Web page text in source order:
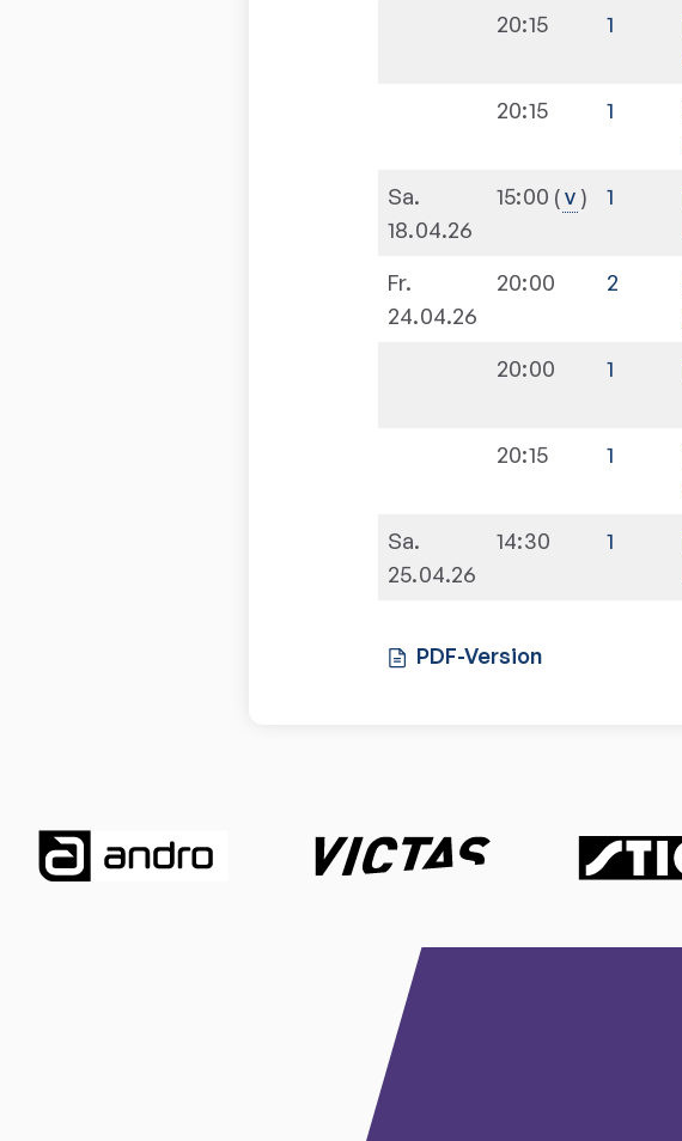
20:15 1
20:15 1
Sa.
18.04.26
15:00 v 1
Fr.
24.04.26
20:00 2
20:00 1
20:15 1
Sa.
25.04.26
14:30 1
PDF-Version